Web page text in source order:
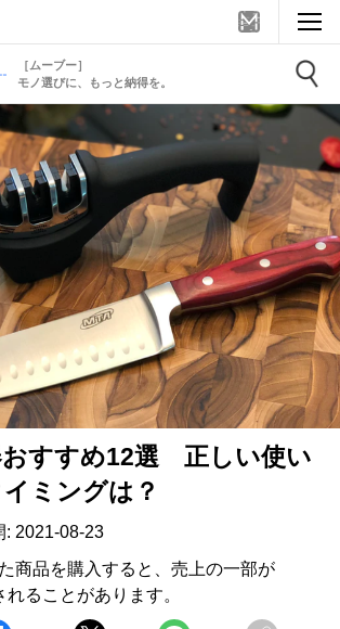
［ムーブー］
モノ選びに、もっと納得を。
おすすめ12選 正しい使い
ミングは？
: 2021-08-23
商品を購入すると、売上の一部が
ることがあります。